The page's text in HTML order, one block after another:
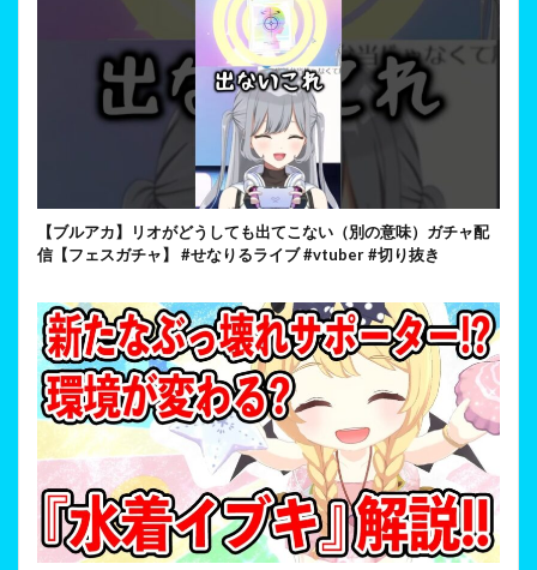
【ブルアカ】リオがどうしても出てこない（別の意味）ガチャ配
信【フェスガチャ】 #せなりるライブ #vtuber #切り抜き